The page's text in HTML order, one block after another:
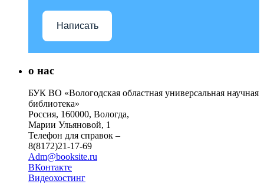
Написать
о нас
БУК ВО «Вологодская областная универсальная научная
библиотека»
Россия, 160000, Вологда,
Марии Ульяновой, 1
Телефон для справок –
8(8172)21-17-69
Adm@booksite.ru
ВКонтакте
Видеохостинг